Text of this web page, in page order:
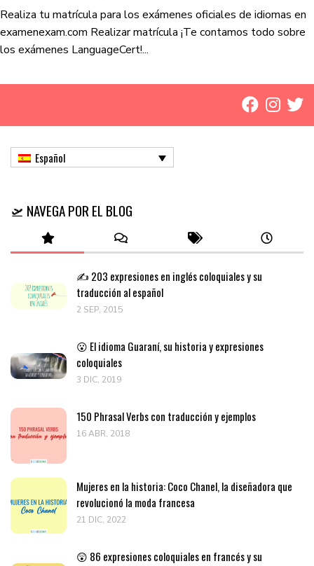
Realiza tu matrícula para los exámenes oficiales de idiomas en
examenexam.com Realizar matrícula ¡Te contamos todo sobre
los exámenes LanguageCert!...
Español
🛫 NAVEGA POR EL BLOG
✍️ 203 expresiones en inglés coloquiales y su
traducción al español
2 SEP, 2015
😮 El idioma Guaraní, su historia y expresiones
coloquiales
3 DIC, 2019
150 Phrasal Verbs con traducción y ejemplos
16 ABR, 2018
Mujeres en la historia: Coco Chanel, la diseñadora que
revolucionó la moda francesa
21 DIC, 2022
😲 86 expresiones coloquiales en francés y su